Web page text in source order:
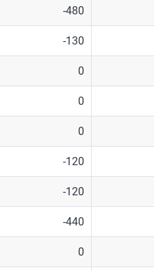
66円
111円
220円
160円
ントおよび、同日の為替レートに
（ニューヨーククローズ・MIDレ
フリカランド/円とメキシコペソ/
-480
-130
0
0
0
-120
-120
-440
0